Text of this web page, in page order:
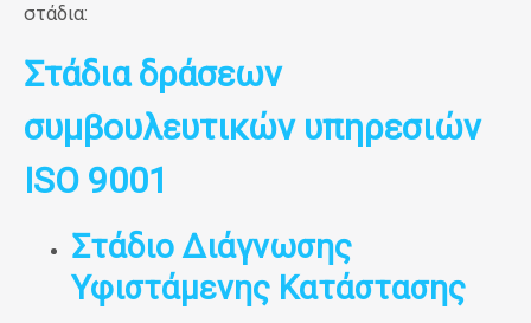
στάδια:
Στάδια δράσεων
συμβουλευτικών υπηρεσιών
ISO 9001
Στάδιο Διάγνωσης
Υφιστάμενης Κατάστασης